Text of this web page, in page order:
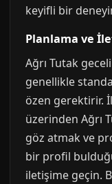
keyifli bir
Planlama ve
Ağrı Tutak
genellikle
özen gerektirir.
üzerinden Ağrı
göz atmak ve
bir profil
iletişime geçin.